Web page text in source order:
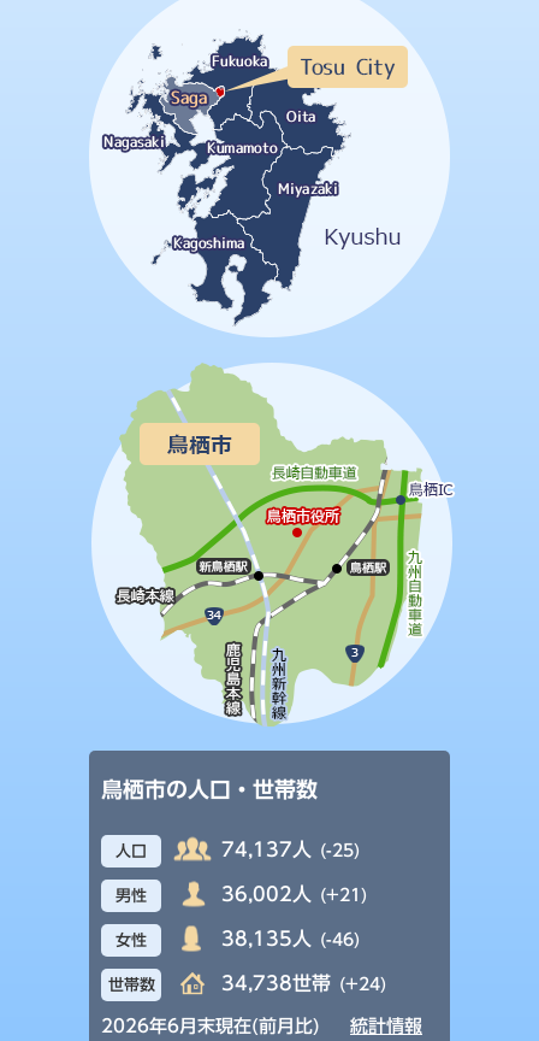
鳥栖市の人口・世帯数
人口 74,137人 (-25)
男性 36,002人 (+21)
女性 38,135人 (-46)
世帯数 34,738世帯 (+24)
2026年6月末現在(前月比) 統計情報